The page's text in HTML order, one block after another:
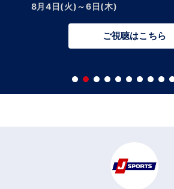
8月4日(火)～6日(木)
ご視聴はこちら